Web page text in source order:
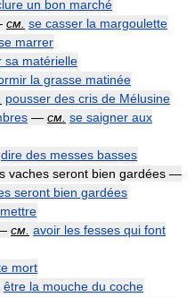
un bon marché
см. se casser la margoulette
marrer
sa matérielle
la grasse matinée
pousser des cris de Mélusine
— см. se saigner aux
dire des messes basses
vaches seront bien gardées —
seront bien gardées
см. avoir les fesses qui font
mort
être la mouche du coche